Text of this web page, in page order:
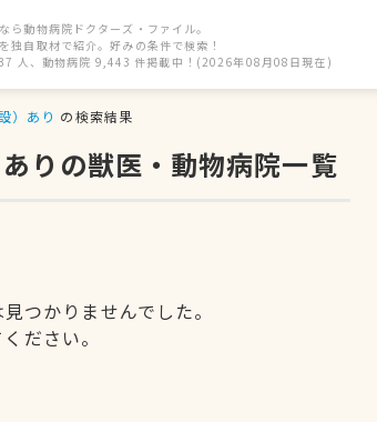
ら動物病院ドクターズ・ファイル。
独自取材で紹介。好みの条件で検索！
人、動物病院 9,443 件掲載中！(2026年08月08日現在)
）あり の検索結果
りの獣医・動物病院一覧
つかりませんでした。
ださい。